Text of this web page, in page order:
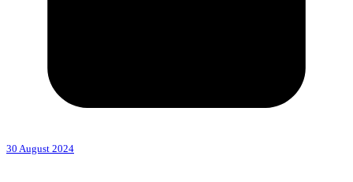
30 August 2024